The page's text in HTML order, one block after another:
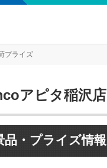
プライズ
アピタ稲沢店
品・プライズ情報